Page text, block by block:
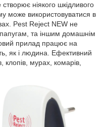
ніякого шкідливого
може використовуватися в
Pest Reject NEW не
та іншим домашнім
прилад працює на
як і людина. Ефективний
клопів, мурах, комарів,